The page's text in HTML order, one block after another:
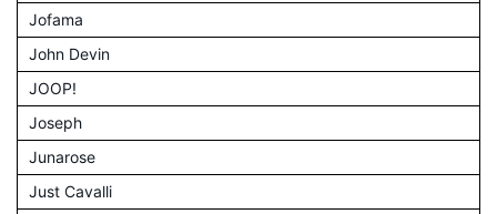
Jofama
John Devin
JOOP!
Joseph
Junarose
Just Cavalli